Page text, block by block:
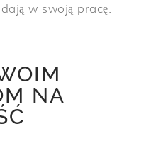
w swoją pracę.
NA